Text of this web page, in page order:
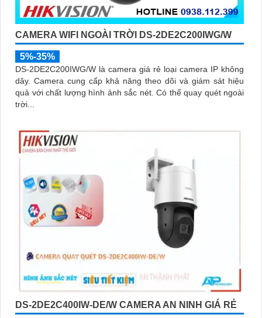
CAMERA WIFI NGOÀI TRỜI DS-2DE2C200IWG/W
5%-35%
DS-2DE2C200IWG/W là camera giá rẻ loại camera IP không
dây. Camera cung cấp khả năng theo dõi và giám sát hiệu
quả với chất lượng hình ảnh sắc nét. Có thể quay quét ngoài
trời...
DS-2DE2C400IW-DE/W CAMERA AN NINH GIÁ RẺ